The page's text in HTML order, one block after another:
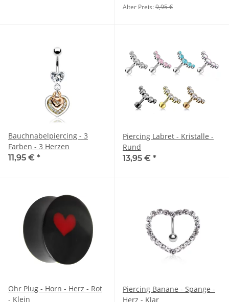
Alter Preis:9,95 €
Bauchnabelpiercing - 3
Farben - 3 Herzen
11,95 € *
Piercing Labret - Kristalle -
Rund
13,95 € *
Ohr Plug - Horn - Herz - Rot
- Klein
Piercing Banane - Spange -
Herz - Klar